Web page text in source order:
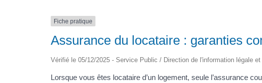
Fiche pratique
Assurance du locataire : garanties
Vérifié le 05/12/2025 - Service Public / Direction de l'information légale
Lorsque vous êtes locataire d’un logement, seule l’assurance